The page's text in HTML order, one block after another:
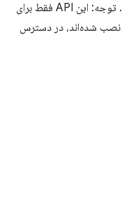
برای خواندن ویژگی‌های دستگاه استفاده کنید. توجه: این API فقط برای
نصب شده‌اند، در دسترس